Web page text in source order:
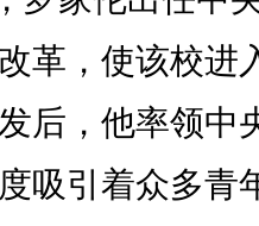
革，使该校进
后，他率领中
吸引着众多青